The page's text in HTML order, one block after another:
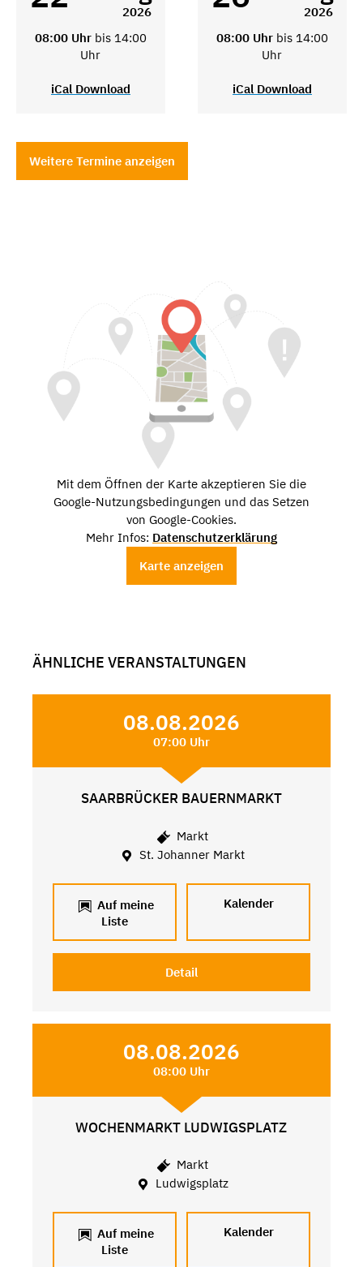
2026
08:00 Uhr bis 14:00
Uhr
iCal Download
2026
08:00 Uhr bis 14:00
Uhr
iCal Download
Weitere Termine anzeigen
Mit dem Öffnen der Karte akzeptieren Sie die
Google-Nutzungsbedingungen und das Setzen
von Google-Cookies.
Mehr Infos: Datenschutzerklärung
Karte anzeigen
ÄHNLICHE VERANSTALTUNGEN
08.08.2026
07:00 Uhr
SAARBRÜCKER BAUERNMARKT
Markt
St. Johanner Markt
Auf meine
Liste
Kalender
Detail
08.08.2026
08:00 Uhr
WOCHENMARKT LUDWIGSPLATZ
Markt
Ludwigsplatz
Auf meine
Liste
Kalender